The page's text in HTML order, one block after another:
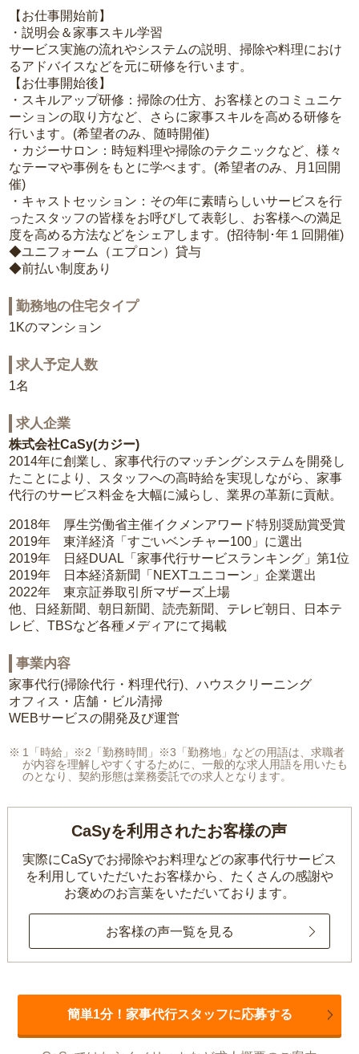
【お仕事開始前】
・説明会＆家事スキル学習
サービス実施の流れやシステムの説明、掃除や料理におけ
るアドバイスなどを元に研修を行います。
【お仕事開始後】
・スキルアップ研修：掃除の仕方、お客様とのコミュニケ
ーションの取り方など、さらに家事スキルを高める研修を
行います。(希望者のみ、随時開催)
・カジーサロン：時短料理や掃除のテクニックなど、様々
なテーマや事例をもとに学べます。(希望者のみ、月1回開
催)
・キャストセッション：その年に素晴らしいサービスを行
ったスタッフの皆様をお呼びして表彰し、お客様への満足
度を高める方法などをシェアします。(招待制･年１回開催)
◆ユニフォーム（エプロン）貸与
◆前払い制度あり
勤務地の住宅タイプ
1Kのマンション
求人予定人数
1名
求人企業
株式会社CaSy(カジー)
2014年に創業し、家事代行のマッチングシステムを開発し
たことにより、スタッフへの高時給を実現しながら、家事
代行のサービス料金を大幅に減らし、業界の革新に貢献。
2018年 厚生労働省主催イクメンアワード特別奨励賞受賞
2019年 東洋経済「すごいベンチャー100」に選出
2019年 日経DUAL「家事代行サービスランキング」第1位
2019年 日本経済新聞「NEXTユニコーン」企業選出
2022年 東京証券取引所マザーズ上場
他、日経新聞、朝日新聞、読売新聞、テレビ朝日、日本テ
レビ、TBSなど各種メディアにて掲載
事業内容
家事代行(掃除代行・料理代行)、ハウスクリーニング
オフィス・店舗・ビル清掃
WEBサービスの開発及び運営
1「時給」※2「勤務時間」※3「勤務地」などの用語は、求職者
が内容を理解しやすくするために、一般的な求人用語を用いたも
のとなり、契約形態は業務委託での求人となります。
CaSyを利用されたお客様の声
実際にCaSyでお掃除やお料理などの家事代行サービス
を利用していただいたお客様から、 たくさんの感謝や
お褒めのお言葉をいただいております。
お客様の声一覧を見る
簡単1分！家事代行スタッフに応募する